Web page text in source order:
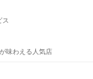
ス
味わえる人気店